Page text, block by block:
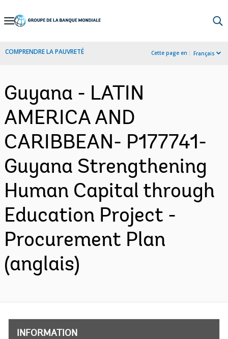
Skip
Navigation
COMPRENDRE LA PAUVRETÉ Cette page en : Français
Guyana - LATIN
AMERICA AND
CARIBBEAN- P177741-
Guyana Strengthening
Human Capital through
Education Project -
Procurement Plan
(anglais)
INFORMATION